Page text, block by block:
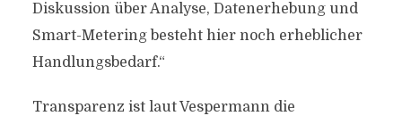
Diskussion über Analyse, Datenerhebung und
Smart-Metering besteht hier noch erheblicher
Handlungsbedarf.“
Transparenz ist laut Vespermann die